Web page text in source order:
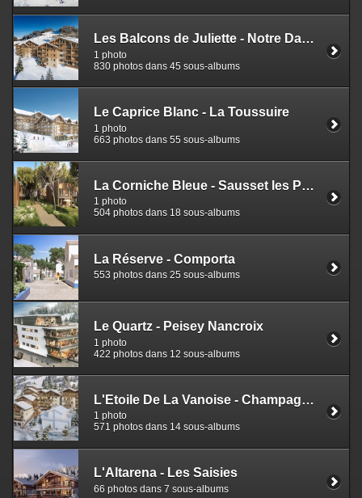
Les Balcons de Juliette - Notre Dame de Bellecombe
1 photo
830 photos dans 45 sous-albums
Le Caprice Blanc - La Toussuire
1 photo
663 photos dans 55 sous-albums
La Corniche Bleue - Sausset les Pins
1 photo
504 photos dans 18 sous-albums
La Réserve - Comporta
553 photos dans 25 sous-albums
Le Quartz - Peisey Nancroix
1 photo
422 photos dans 12 sous-albums
L'Etoile De La Vanoise - Champagny en Vanoise
1 photo
571 photos dans 14 sous-albums
L'Altarena - Les Saisies
66 photos dans 7 sous-albums